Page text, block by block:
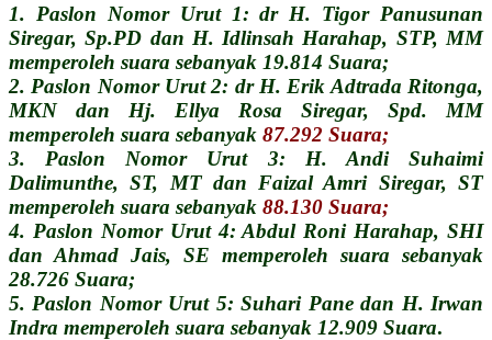
1. Paslon Nomor Urut 1: dr H. Tigor Panusunan
Siregar, Sp.PD dan H. Idlinsah Harahap, STP, MM
memperoleh suara sebanyak 19.814 Suara;
2. Paslon Nomor Urut 2: dr H. Erik Adtrada Ritonga,
MKN dan Hj. Ellya Rosa Siregar, Spd. MM
memperoleh suara sebanyak 87.292 Suara;
3. Paslon Nomor Urut 3: H. Andi Suhaimi
Dalimunthe, ST, MT dan Faizal Amri Siregar, ST
memperoleh suara sebanyak 88.130 Suara;
4. Paslon Nomor Urut 4: Abdul Roni Harahap, SHI
dan Ahmad Jais, SE memperoleh suara sebanyak
28.726 Suara;
5. Paslon Nomor Urut 5: Suhari Pane dan H. Irwan
Indra memperoleh suara sebanyak 12.909 Suara.